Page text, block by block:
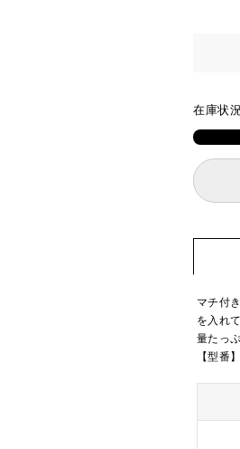
在庫状
マチ付
を入れ
量たっ
【型番